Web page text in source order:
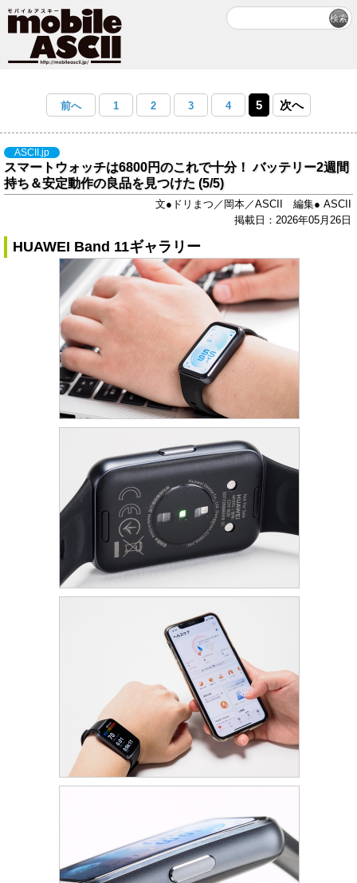
前へ 1 2 3 4 5 次へ
ASCII.jp
スマートウォッチは6800円のこれで十分！ バッテリー2週間
持ち＆安定動作の良品を見つけた (5/5)
文●ドリまつ／岡本／ASCII 編集● ASCII
掲載日：2026年05月26日
HUAWEI Band 11ギャラリー